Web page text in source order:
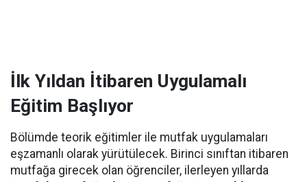
İlk Yıldan İtibaren Uygulamalı
Eğitim Başlıyor
Bölümde teorik eğitimler ile mutfak uygulamaları
eşzamanlı olarak yürütülecek. Birinci sınıftan itibaren
mutfağa girecek olan öğrenciler, ilerleyen yıllarda